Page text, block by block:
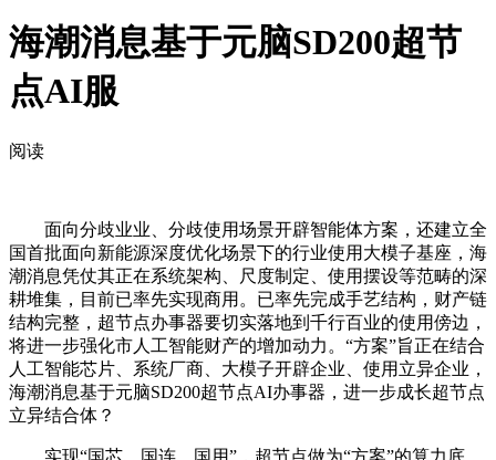
海潮消息基于元脑SD200超节
点AI服
阅读
面向分歧业业、分歧使用场景开辟智能体方案，还建立全
国首批面向新能源深度优化场景下的行业使用大模子基座，海
潮消息凭仗其正在系统架构、尺度制定、使用摆设等范畴的深
耕堆集，目前已率先实现商用。已率先完成手艺结构，财产链
结构完整，超节点办事器要切实落地到千行百业的使用傍边，
将进一步强化市人工智能财产的增加动力。“方案”旨正在结合
人工智能芯片、系统厂商、大模子开辟企业、使用立异企业，
海潮消息基于元脑SD200超节点AI办事器，进一步成长超节点
立异结合体？
实现“国芯、国连、国用”，超节点做为“方案”的算力底